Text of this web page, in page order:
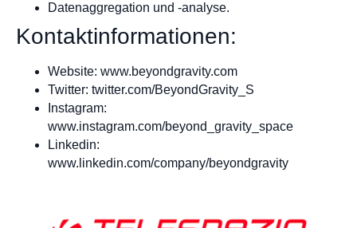
Datenaggregation und -analyse.
Kontaktinformationen:
Website: www.beyondgravity.com
Twitter: twitter.com/BeyondGravity_S
Instagram:
www.instagram.com/beyond_gravity_space
Linkedin:
www.linkedin.com/company/beyondgravity